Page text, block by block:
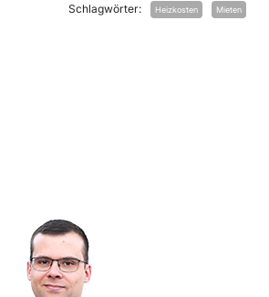
Schlagwörter: Heizkosten Mieten